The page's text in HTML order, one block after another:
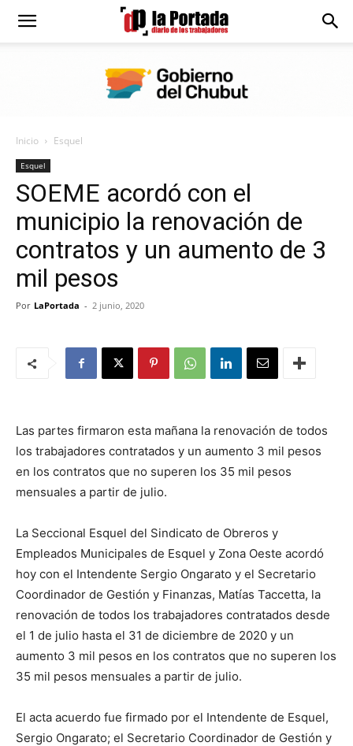
Diario
Portada
Inicio Esquel
Esquel
SOEME acordó con el
municipio la renovación de
contratos y un aumento de 3
mil pesos
Por LaPortada - 2 junio, 2020
Las partes firmaron esta mañana la renovación de todos
los trabajadores contratados y un aumento 3 mil pesos
en los contratos que no superen los 35 mil pesos
mensuales a partir de julio.
La Seccional Esquel del Sindicato de Obreros y
Empleados Municipales de Esquel y Zona Oeste acordó
hoy con el Intendente Sergio Ongarato y el Secretario
Coordinador de Gestión y Finanzas, Matías Taccetta, la
renovación de todos los trabajadores contratados desde
el 1 de julio hasta el 31 de diciembre de 2020 y un
aumento 3 mil pesos en los contratos que no superen los
35 mil pesos mensuales a partir de julio.
El acta acuerdo fue firmado por el Intendente de Esquel,
Sergio Ongarato; el Secretario Coordinador de Gestión y